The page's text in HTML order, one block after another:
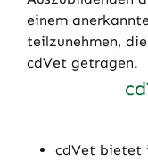
einem
teilzunehmen,
cdVet getragen.
cdVet bietet